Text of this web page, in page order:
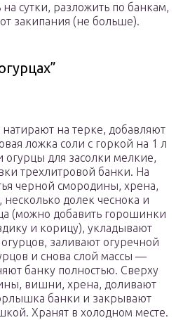
сутки, разложить по банкам,
закипания (не больше).
на терке, добавляют
ложка соли с горкой на 1 л
огурцы для засолки мелкие,
трехлитровой банки. На
черной смородины, хрена,
долек чеснока и
(можно добавить горошинки
и корицу), укладывают
заливают огуречной
и снова слой массы —
банку полностью. Сверху
вишни, хрена, доливают
банки и закрывают
Хранят в холодном месте.